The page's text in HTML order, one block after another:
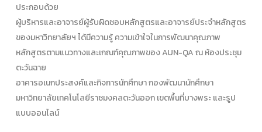
ประกอบด้วย
ผู้บริหารและอาจารย์ผู้รับผิดชอบหลักสูตรและอาจารย์ประจำหลักสูตร
ของมหาวิทยาลัยฯ ได้มีความรู้ ความเข้าใจในการพัฒนาคุณภาพ
หลักสูตรตามแนวทางและเกณฑ์คุณภาพของ AUN-QA ณ ห้องประชุม
ตะวันฉาย
อาคารอเนกประสงค์และกิจการนักศึกษา กองพัฒนานักศึกษา
มหาวิทยาลัยเทคโนโลยีราชมงคลตะวันออก เขตพื้นที่บางพระ และรูป
แบบออนไลน์